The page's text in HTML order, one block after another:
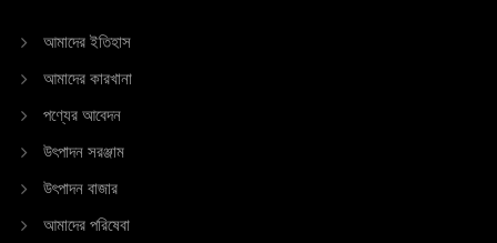
আমাদের ইতিহাস
আমাদের কারখানা
পণ্যের আবেদন
উৎপাদন সরঞ্জাম
উৎপাদন বাজার
আমাদের পরিষেবা